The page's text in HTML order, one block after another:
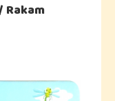
Rakam